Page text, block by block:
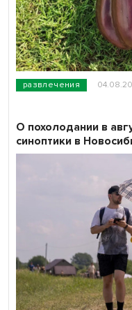
развлечения
О похолодании в
синоптики в